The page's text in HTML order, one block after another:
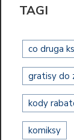
TAGI
co druga
gratisy do
kody
komiksy